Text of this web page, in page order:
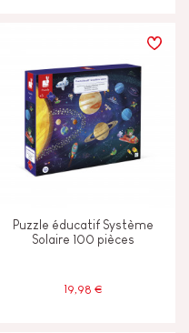
Puzzle éducatif Système
Solaire 100 pièces
19,98 €